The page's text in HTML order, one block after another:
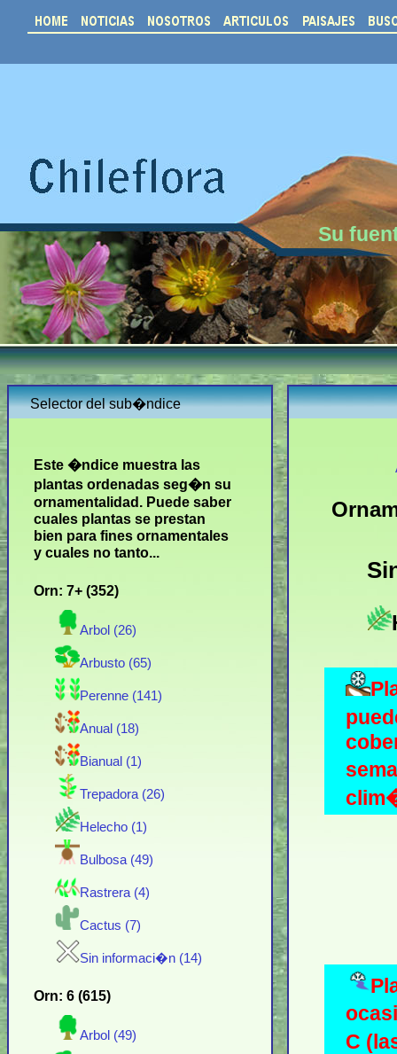
Su
Selector del sub�ndice
Este �ndice muestra las
plantas ordenadas seg�n su
ornamentalidad. Puede saber
cuales plantas se prestan
bien para fines ornamentales
y cuales no tanto...
Orn: 7+ (352)
Arbol (26)
Arbusto (65)
Perenne (141)
Anual (18)
Bianual (1)
Trepadora (26)
Helecho (1)
Bulbosa (49)
Rastrera (4)
Cactus (7)
Sin informaci�n (14)
Orn: 6 (615)
Arbol (49)
C